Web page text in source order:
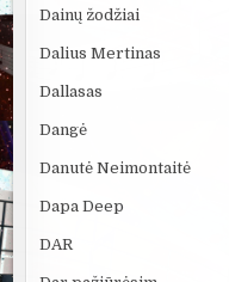
Dainų žodžiai
Dalius Mertinas
Dallasas
Dangė
Danutė Neimontaitė
Dapa Deep
DAR